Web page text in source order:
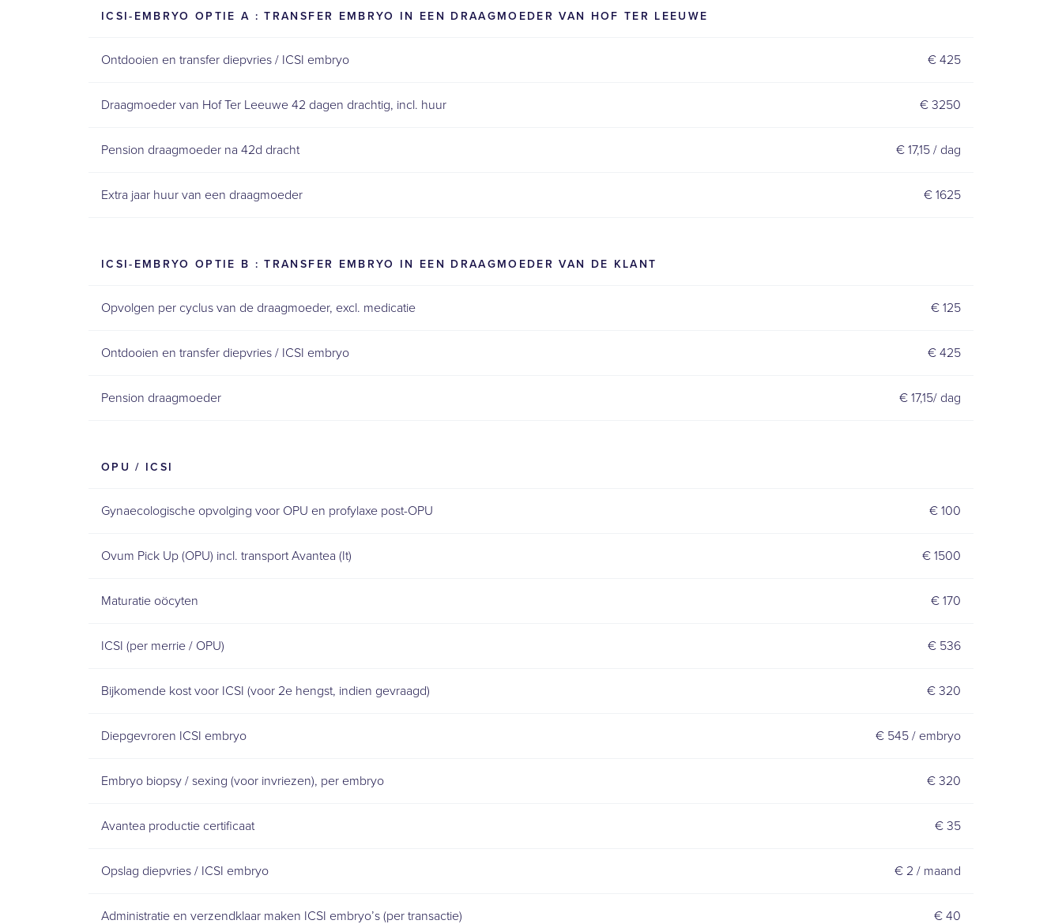
ICSI-EMBRYO OPTIE A : TRANSFER EMBRYO IN EEN DRAAGMOEDER VAN HOF TER LEEUWE
Ontdooien en transfer diepvries / ICSI embryo € 425
Draagmoeder van Hof Ter Leeuwe 42 dagen drachtig, incl. huur € 3250
Pension draagmoeder na 42d dracht € 17,15 / dag
Extra jaar huur van een draagmoeder € 1625
ICSI-EMBRYO OPTIE B : TRANSFER EMBRYO IN EEN DRAAGMOEDER VAN DE KLANT
Opvolgen per cyclus van de draagmoeder, excl. medicatie € 125
Ontdooien en transfer diepvries / ICSI embryo € 425
Pension draagmoeder € 17,15/ dag
OPU / ICSI
Gynaecologische opvolging voor OPU en profylaxe post-OPU € 100
Ovum Pick Up (OPU) incl. transport Avantea (It) € 1500
Maturatie oöcyten € 170
ICSI (per merrie / OPU) € 536
Bijkomende kost voor ICSI (voor 2e hengst, indien gevraagd) € 320
Diepgevroren ICSI embryo € 545 / embryo
Embryo biopsy / sexing (voor invriezen), per embryo € 320
Avantea productie certificaat € 35
Opslag diepvries / ICSI embryo € 2 / maand
Administratie en verzendklaar maken ICSI embryo’s (per transactie) € 40